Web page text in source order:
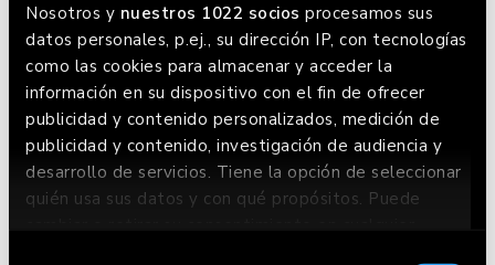
Nosotros y nuestros 1022 socios procesamos sus
datos personales, p.ej., su dirección IP, con tecnologías
como las cookies para almacenar y acceder la
información en su dispositivo con el fin de ofrecer
publicidad y contenido personalizados, medición de
publicidad y contenido, investigación de audiencia y
desarrollo de servicios. Tiene la opción de seleccionar
quién usa sus datos y con qué propósitos. Puede